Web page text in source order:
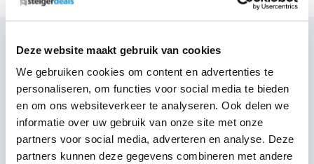
Deze website maakt gebruik van cookies
We gebruiken cookies om content en advertenties te
personaliseren, om functies voor social media te bieden
en om ons websiteverkeer te analyseren. Ook delen we
informatie over uw gebruik van onze site met onze
partners voor social media, adverteren en analyse. Deze
partners kunnen deze gegevens combineren met andere
Specificaties
Artikelcode
Maximale
werkhoogte in m
14 meter